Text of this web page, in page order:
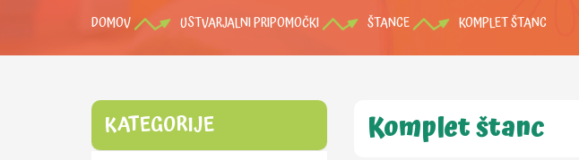
DOMOV USTVARJALNI PRIPOMOČKI ŠTANCE KOMPLET ŠTANC
KATEGORIJE Komplet štanc